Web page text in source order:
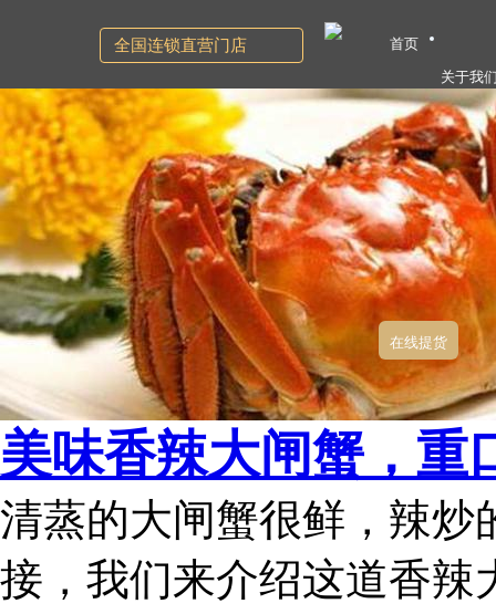
美味香辣大闸蟹，重
清蒸的大闸蟹很鲜，辣炒
接，我们来介绍这道香辣
全国连锁直营门店
首页
关于我
在线提货